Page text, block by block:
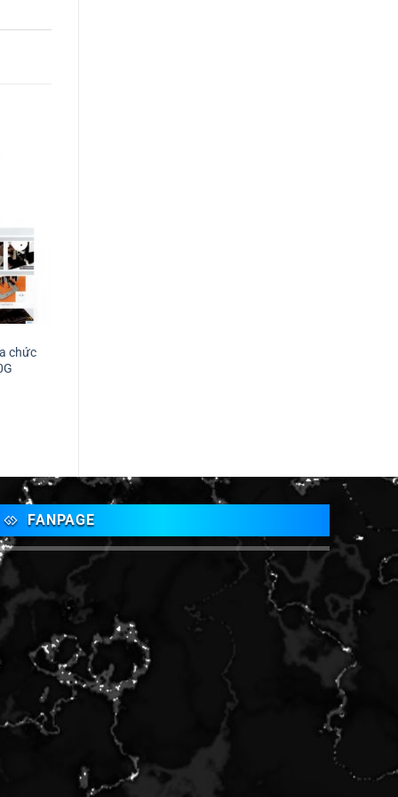
chức
FANPAGE